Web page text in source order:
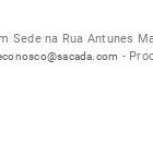
Sede na Rua Antunes
-